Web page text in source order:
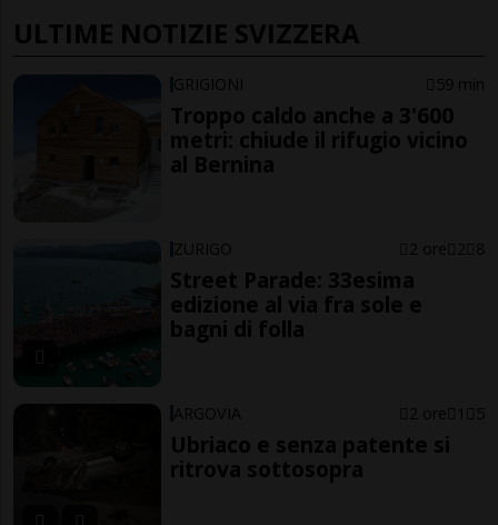
ULTIME NOTIZIE SVIZZERA
GRIGIONI 59 min
Troppo caldo anche a 3'600
metri: chiude il rifugio vicino
al Bernina
ZURIGO 2 ore 2 8
Street Parade: 33esima
edizione al via fra sole e
bagni di folla
ARGOVIA 2 ore 1 5
Ubriaco e senza patente si
ritrova sottosopra